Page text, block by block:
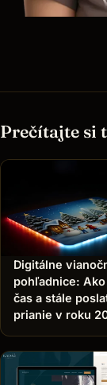
Prečítajte si
Digitálne
pohľadnice:
čas a stále
prianie v roku